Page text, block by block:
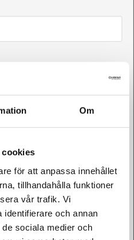
Om
cookies
för att anpassa innehållet
tillhandahålla funktioner
vår trafik. Vi
identifierare och annan
sociala medier och
inom: